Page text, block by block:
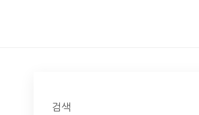
검색